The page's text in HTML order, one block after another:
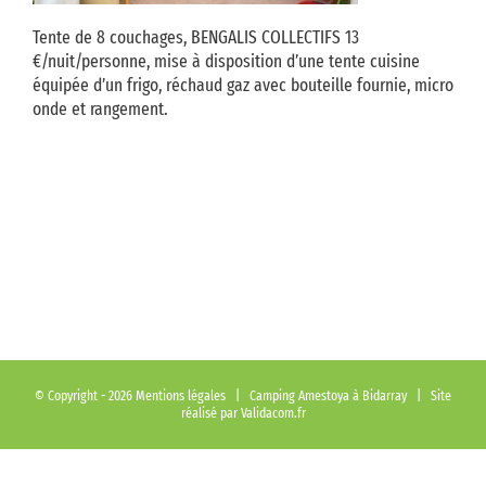
Tente de 8 couchages, BENGALIS COLLECTIFS 13
€/nuit/personne, mise à disposition d’une tente cuisine
équipée d’un frigo, réchaud gaz avec bouteille fournie, micro
onde et rangement.
© Copyright - 2026 Mentions légales | Camping Amestoya à Bidarray | Site
réalisé par Validacom.fr